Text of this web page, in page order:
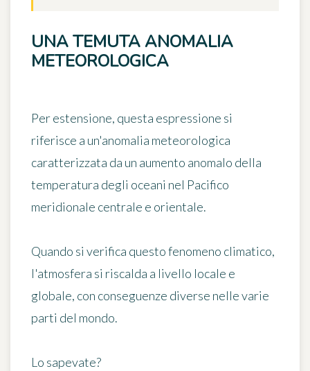
UNA TEMUTA ANOMALIA
METEOROLOGICA
Per estensione, questa espressione si
riferisce a un'anomalia meteorologica
caratterizzata da un aumento anomalo della
temperatura degli oceani nel Pacifico
meridionale centrale e orientale.
Quando si verifica questo fenomeno climatico,
l'atmosfera si riscalda a livello locale e
globale, con conseguenze diverse nelle varie
parti del mondo.
Lo sapevate?